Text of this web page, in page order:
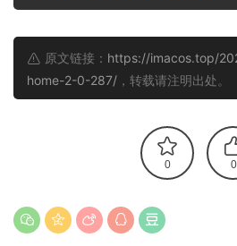
原文链接： https://imacos.top/
home-2-0-287/ ，转载请注明出处。
0 0